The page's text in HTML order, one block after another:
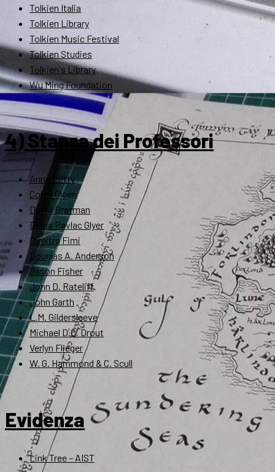
Tolkien Italia
Tolkien Library
Tolkien Music Festival
Tolkien Studies
Tolkien's Library
Wu Ming Foundation
4) Stanza dei Professori
Anne Petty
Corey Olsen
David Bratman
Diana Pavlac Glyer
Dimitra Fimi
Douglas A. Anderson
Jason Fisher
John D. Rateliff
John Garth
L.M. Gildersleeve
Michael D.C. Drout
Verlyn Flieger
W. G. Hammond & C. Scull
Evidenza
Link Tree – AIST